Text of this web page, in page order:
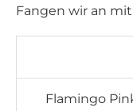
Fangen wir an
Flamingo